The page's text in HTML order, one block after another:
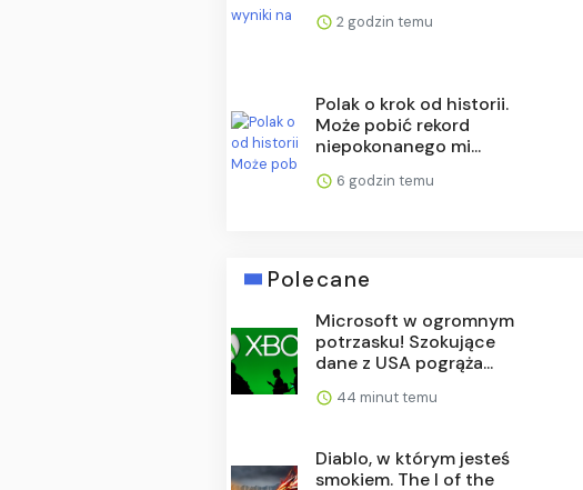
2 godzin temu
Polak o krok od historii.
Może pobić rekord
niepokonanego mi...
6 godzin temu
Polecane
Microsoft w ogromnym
potrzasku! Szokujące
dane z USA pogrąża...
44 minut temu
Diablo, w którym jesteś
smokiem. The I of the